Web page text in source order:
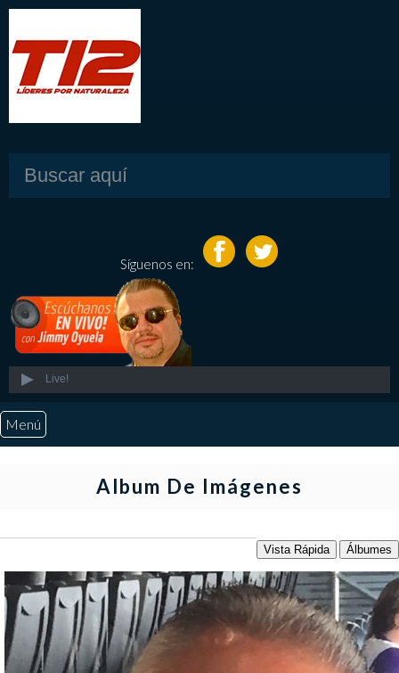
Síguenos en:
Live!
Menú
Marcadores
Noticias
Album De Imágenes
Vista Rápida Álbumes